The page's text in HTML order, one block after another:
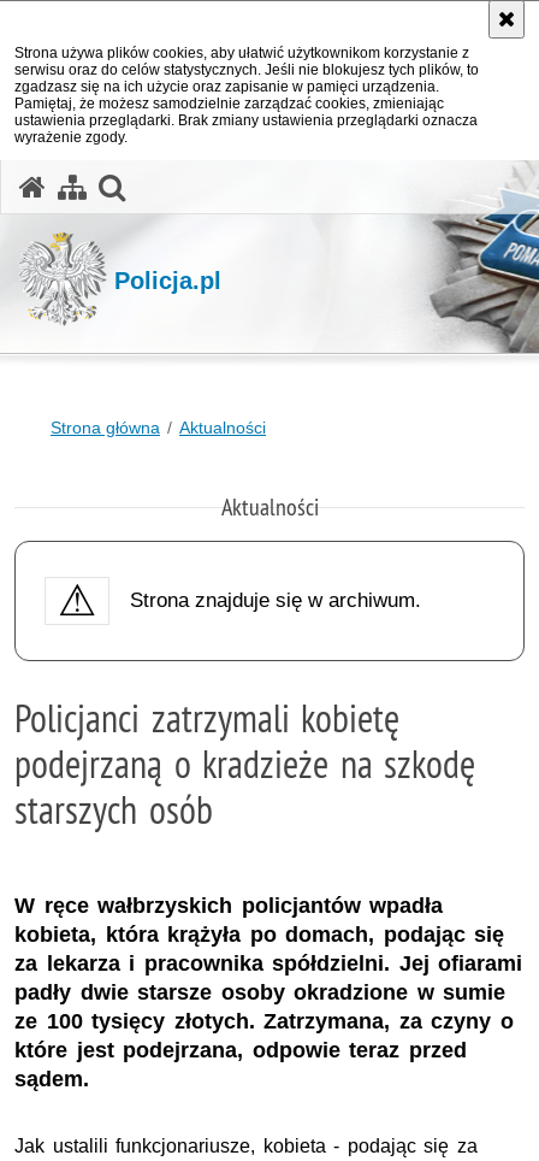
Strona używa plików cookies, aby ułatwić użytkownikom korzystanie z
serwisu oraz do celów statystycznych. Jeśli nie blokujesz tych plików, to
zgadzasz się na ich użycie oraz zapisanie w pamięci urządzenia.
Pamiętaj, że możesz samodzielnie zarządzać cookies, zmieniając
ustawienia przeglądarki. Brak zmiany ustawienia przeglądarki oznacza
wyrażenie zgody.
Policja.pl
Strona główna Aktualności
Aktualności
Strona znajduje się w archiwum.
Policjanci zatrzymali kobietę
podejrzaną o kradzieże na szkodę
starszych osób
W ręce wałbrzyskich policjantów wpadła
kobieta, która krążyła po domach, podając się
za lekarza i pracownika spółdzielni. Jej ofiarami
padły dwie starsze osoby okradzione w sumie
ze 100 tysięcy złotych. Zatrzymana, za czyny o
które jest podejrzana, odpowie teraz przed
sądem.
Jak ustalili funkcjonariusze, kobieta - podając się za